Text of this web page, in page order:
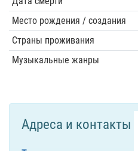
Место рождения / создания
Страны проживания
Музыкальные жанры
Адреса и контакты